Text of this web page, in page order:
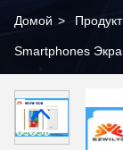
Домой >
Smartphones
сердечника